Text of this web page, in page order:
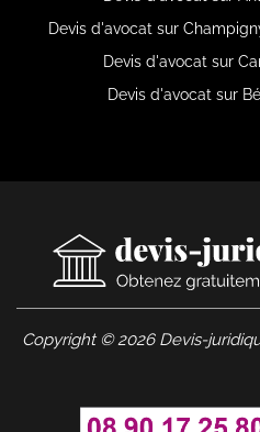
Devis d'avocat sur
Devis d'avocat sur
Devis d'avocat sur
Copyright © 2026 Devis-